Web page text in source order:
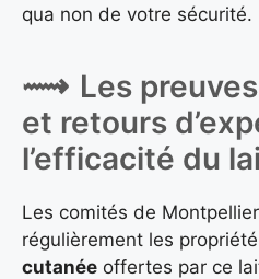
qua non de votre sécurité.
Les
et retours
l’efficacité du
Les comités de
régulièrement les
cutanée offertes par ce